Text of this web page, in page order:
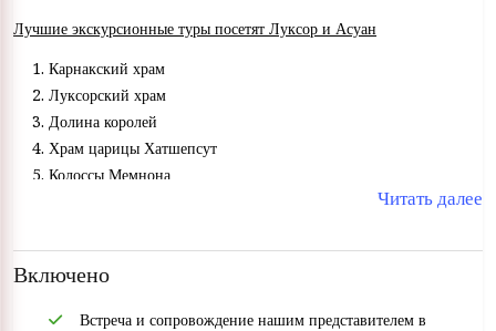
Лучшие экскурсионные туры посетят Луксор и Асуан
Карнакский храм
Луксорский храм
Долина королей
Храм царицы Хатшепсут
Колоссы Мемнона
посетить Высокую плотину
Храм Филе
Читать далее
Включено
Встреча и сопровождение нашим представителем в